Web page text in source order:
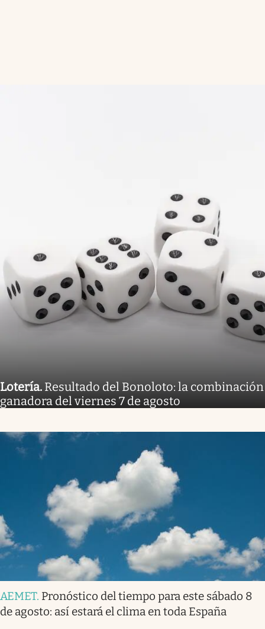
Lotería. Resultado del Bonoloto: la combinación
ganadora del viernes 7 de agosto
AEMET. Pronóstico del tiempo para este sábado 8
de agosto: así estará el clima en toda España